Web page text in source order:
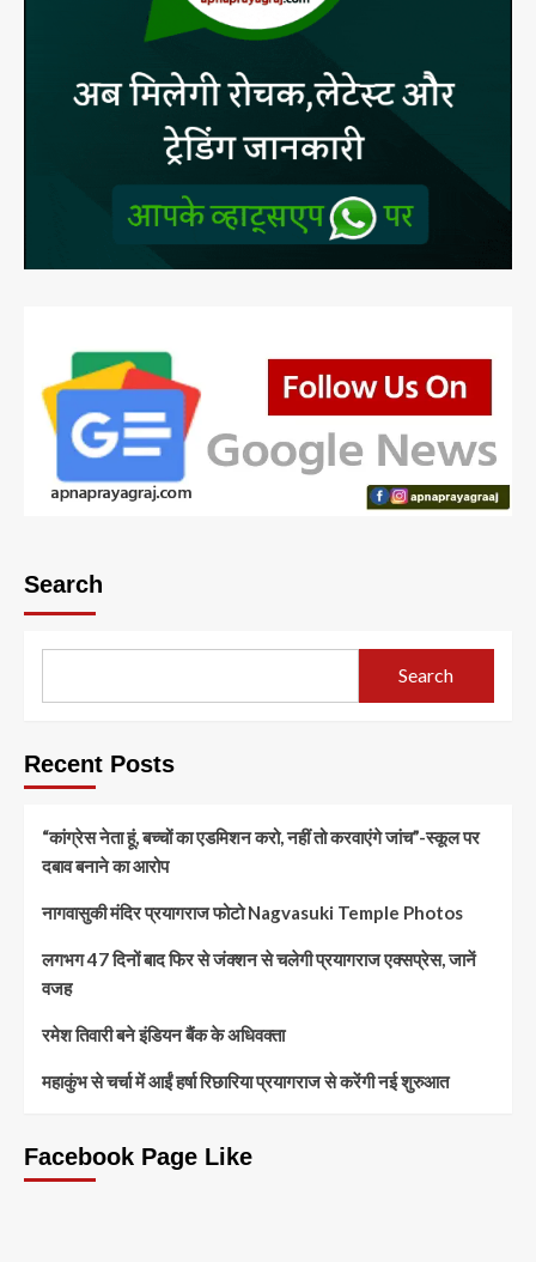
Search
Search
Recent Posts
“कांग्रेस नेता हूं, बच्चों का एडमिशन करो, नहीं तो करवाएंगे जांच”-स्कूल पर
दबाव बनाने का आरोप
नागवासुकी मंदिर प्रयागराज फोटो Nagvasuki Temple Photos
लगभग 47 दिनों बाद फिर से जंक्शन से चलेगी प्रयागराज एक्सप्रेस, जानें
वजह
रमेश तिवारी बने इंडियन बैंक के अधिवक्ता
महाकुंभ से चर्चा में आईं हर्षा रिछारिया प्रयागराज से करेंगी नई शुरुआत
Facebook Page Like